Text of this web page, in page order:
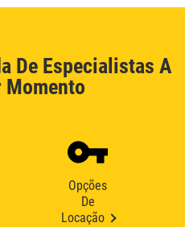
De Especialistas A
Momento
Opções
De
Locação